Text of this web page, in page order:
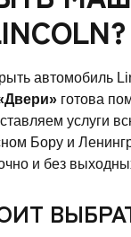
автомобиль
готова
услуги
Бору и
и без